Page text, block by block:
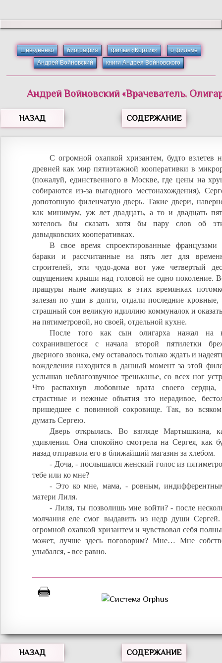
Шевкуненко биография фильм «Кортик»
о фильме
Андрей Войновский
книги Андрея Войновского
Андрей Войновский«Врачеватель.
НАЗАД СОДЕРЖАНИЕ
С огромной охапкой хризантем, будто взлетев
древней как мир пятиэтажной кооперативки в
(пожалуй, единственного в Москве, где цены на
собираются из-за выгодного местонахождения),
допотопную филенчатую дверь. Такие двери,
как минимум, уж лет двадцать, а то и двадцать
хотелось бы сказать хотя бы пару слов об
давыдковских кооперативках.
В свое время спроектированные французами
бараки и рассчитанные на пять лет для
строителей, эти чудо-дома вот уже четвертый
ощущением крыши над головой не одно поколение.
пращуры ныне живущих в этих времянках
залезая по уши в долги, отдали последние кровные,
страшный сон великую идиллию коммуналок и
на пятиметровой, но своей, отдельной кухне.
После того как сын олигарха нажал на
сохранившегося с начала второй пятилетки
дверного звонка, ему оставалось только ждать и
вожделения находится в данный момент за этой
услышав неблагозвучное треньканье, со всех ног
Что распахнув любовные врата своего сердца,
страстные и нежные объятия это нерадивое,
пришедшее с повинной сокровище. Так, во всяком
думать Сергею.
Дверь открылась. Во взгляде Мартышкина,
удивления. Она спокойно смотрела на Сергея, как
назад отправила его в ближайший магазин за хлебом.
- Доча, - послышался женский голос из
тебе или ко мне?
- Это ко мне, мама, - ровным,
матери Лиля.
- Лиля, ты позволишь мне войти? - после
молчания еле смог выдавить из недр души
огромной охапкой хризантем и чувствовал себя
может, лучше здесь поговорим? Мне… Мне
улыбался, - все равно.
НАЗАД СОДЕРЖАНИЕ